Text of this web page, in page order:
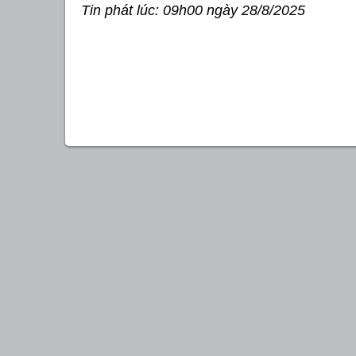
Tin phát lúc: 09h00 ngày 28/8/2025